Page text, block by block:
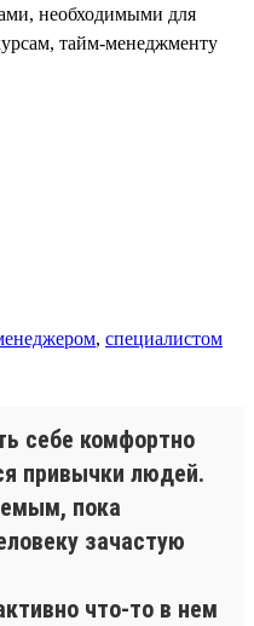
необходимыми для
тайм-менеджменту
, специалистом
себе комфортно
привычки людей.
пока
зачастую
что-то в нем